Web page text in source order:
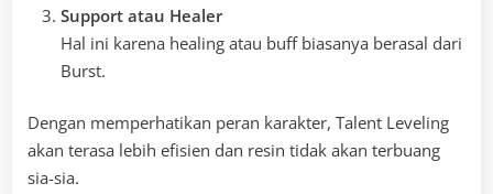
Support atau Healer
Hal ini karena healing atau buff biasanya berasal dari
Burst.
Dengan memperhatikan peran karakter, Talent Leveling
akan terasa lebih efisien dan resin tidak akan terbuang
sia-sia.